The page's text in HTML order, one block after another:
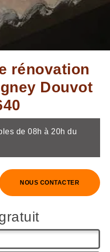
rénovation
Douvot
de 08h à 20h du
NOUS CONTACTER